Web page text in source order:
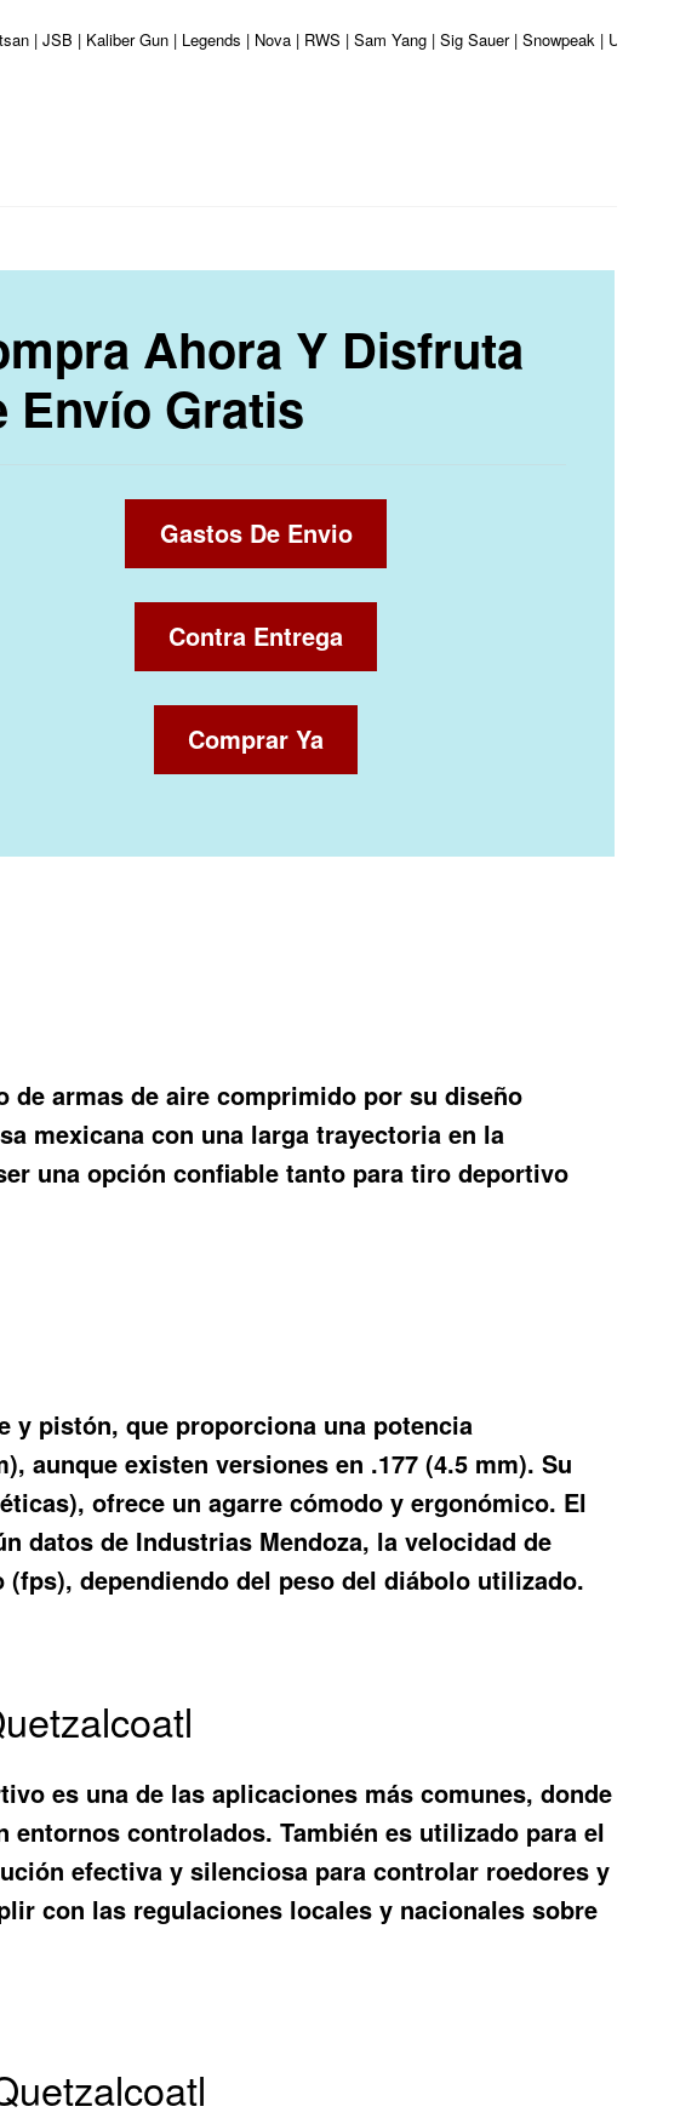
| Kaliber Gun | Legends | Nova | RWS | Sam Yang | Sig Sauer | Snowpeak | Umarex |
Ahora Y Disfruta
Envío Gratis
Gastos De Envio
Contra Entrega
Comprar Ya
de armas de aire comprimido por su diseño
mexicana con una larga trayectoria en la
una opción confiable tanto para tiro deportivo
y pistón, que proporciona una potencia
aunque existen versiones en .177 (4.5 mm). Su
ofrece un agarre cómodo y ergonómico. El
datos de Industrias Mendoza, la velocidad de
dependiendo del peso del diábolo utilizado.
es una de las aplicaciones más comunes, donde
controlados. También es utilizado para el
efectiva y silenciosa para controlar roedores y
con las regulaciones locales y nacionales sobre